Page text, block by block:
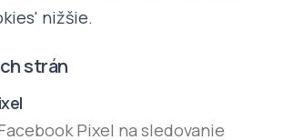
nižšie.
strán
Pixel na sledovanie